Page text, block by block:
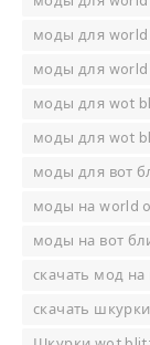
моды для
моды для
моды для wot
моды для wot
моды для вот
моды на world
моды на вот
скачать мод
скачать